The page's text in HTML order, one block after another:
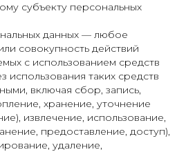
субъекту персональных
данных — любое
совокупность действий
с использованием средств
использования таких средств
включая сбор, запись,
хранение, уточнение
извлечение, использование,
предоставление, доступ),
удаление,